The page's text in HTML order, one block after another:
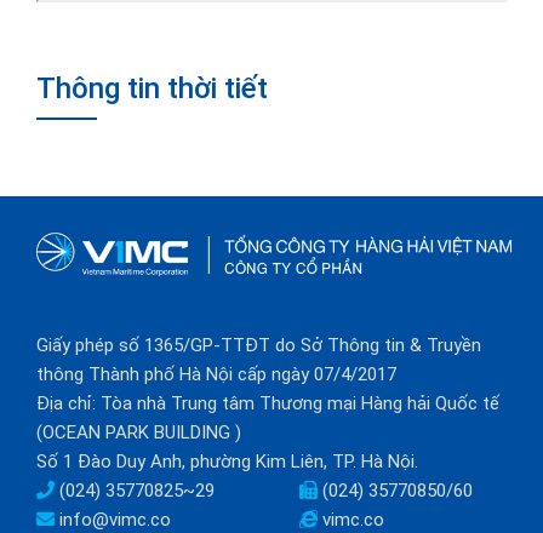
Thông tin thời tiết
Giấy phép số 1365/GP-TTĐT do Sở Thông tin & Truyền
thông Thành phố Hà Nội cấp ngày 07/4/2017
Địa chỉ: Tòa nhà Trung tâm Thương mại Hàng hải Quốc tế
(OCEAN PARK BUILDING )
Số 1 Đào Duy Anh, phường Kim Liên, TP. Hà Nội.
(024) 35770825~29
(024) 35770850/60
info@vimc.co
vimc.co